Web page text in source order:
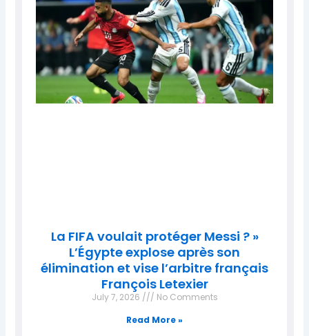
La FIFA voulait protéger Messi ? »
L’Égypte explose après son
élimination et vise l’arbitre français
François Letexier
July 7, 2026
No Comments
Read More »